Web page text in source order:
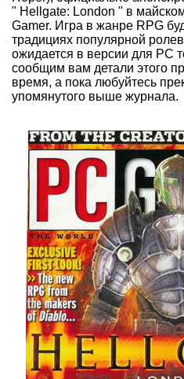
" Hellgate: London " в
Gamer. Игра в жанре RPG
традициях популярной
ожидается в версии для PC
сообщим вам детали этого
время, а пока любуйтесь
упомянутого выше журнала.